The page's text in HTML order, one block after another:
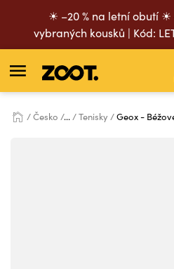
☀ –20 % na letní obutí ☀
vybraných kousků | Kód:
Česko ... Tenisky Geox -